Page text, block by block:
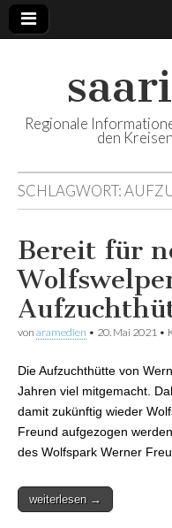
Regionale
den
SCHLAGWORT:
Bereit für
von aramedien • 20. Mai 2021 •
Die Aufzuchthütte von
Jahren viel mitgemacht.
damit zukünftig wieder
Freund aufgezogen
des Wolfspark Werner
weiterlesen →